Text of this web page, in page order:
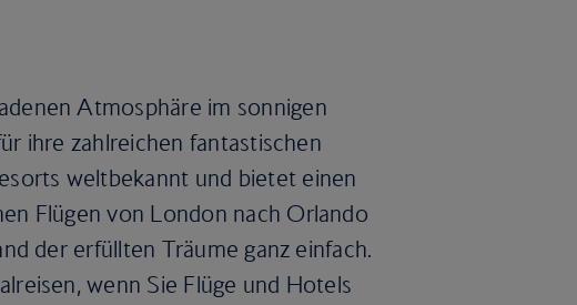
Atmosphäre im sonnigen
ihre zahlreichen fantastischen
weltbekannt und bietet einen
Flügen von London nach Orlando
der erfüllten Träume ganz einfach.
wenn Sie Flüge und Hotels